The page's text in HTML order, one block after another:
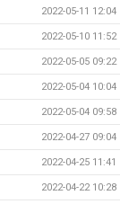
2022-05-11 12:04
2022-05-10 11:52
2022-05-05 09:22
2022-05-04 10:04
2022-05-04 09:58
2022-04-27 09:04
2022-04-25 11:41
2022-04-22 10:28